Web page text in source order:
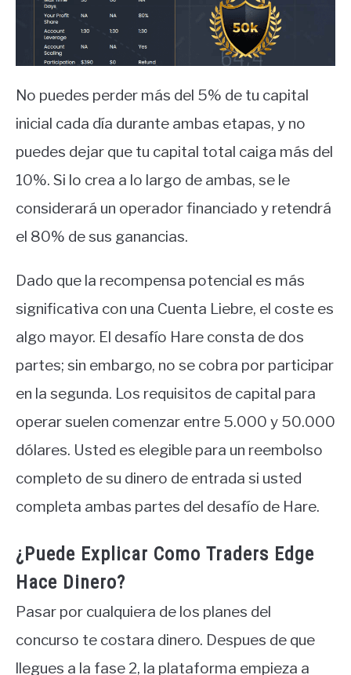
No puedes perder más del 5% de tu capital
inicial cada día durante ambas etapas, y no
puedes dejar que tu capital total caiga más del
10%. Si lo crea a lo largo de ambas, se le
considerará un operador financiado y retendrá
el 80% de sus ganancias.
Dado que la recompensa potencial es más
significativa con una Cuenta Liebre, el coste es
algo mayor. El desafío Hare consta de dos
partes; sin embargo, no se cobra por participar
en la segunda. Los requisitos de capital para
operar suelen comenzar entre 5.000 y 50.000
dólares. Usted es elegible para un reembolso
completo de su dinero de entrada si usted
completa ambas partes del desafío de Hare.
¿Puede Explicar Como Traders Edge
Hace Dinero?
Pasar por cualquiera de los planes del
concurso te costara dinero. Despues de que
llegues a la fase 2, la plataforma empieza a